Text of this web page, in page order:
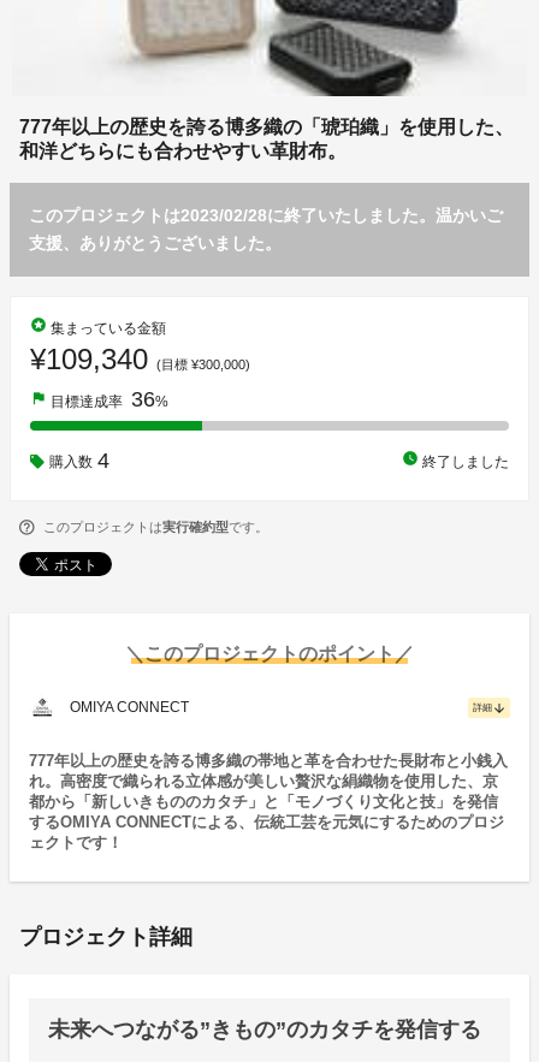
777年以上の歴史を誇る博多織の「琥珀織」を使用した、
和洋どちらにも合わせやすい革財布。
このプロジェクトは2023/02/28に終了いたしました。温かいご
支援、ありがとうございました。
stars 集まっている金額
¥109,340 (目標 ¥300,000)
flag 目標達成率 36%
購入数 4 watch_later 終了しました
このプロジェクトは実行確約型です。
＼このプロジェクトのポイント／
OMIYA CONNECT 詳細 arrow_downward
777年以上の歴史を誇る博多織の帯地と革を合わせた長財布と小銭入
れ。高密度で織られる立体感が美しい贅沢な絹織物を使用した、京
都から「新しいきもののカタチ」と「モノづくり文化と技」を発信
するOMIYA CONNECTによる、伝統工芸を元気にするためのプロジ
ェクトです！
プロジェクト詳細
未来へつながる”きもの”のカタチを発信する